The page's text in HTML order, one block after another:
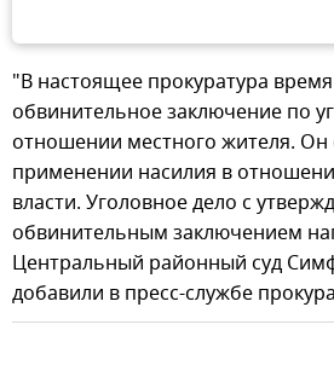
"В настоящее прокуратура
обвинительное заключение по
отношении местного жителя. Он
применении насилия в
власти. Уголовное дело с
обвинительным заключением
Центральный районный суд
добавили в пресс-службе